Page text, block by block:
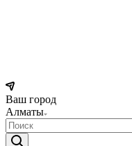
Ваш город
Алматы